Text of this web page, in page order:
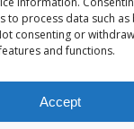
to process data such
consenting or
and functions.
Accept
στον
την παρουσία
: Επιτρέπει